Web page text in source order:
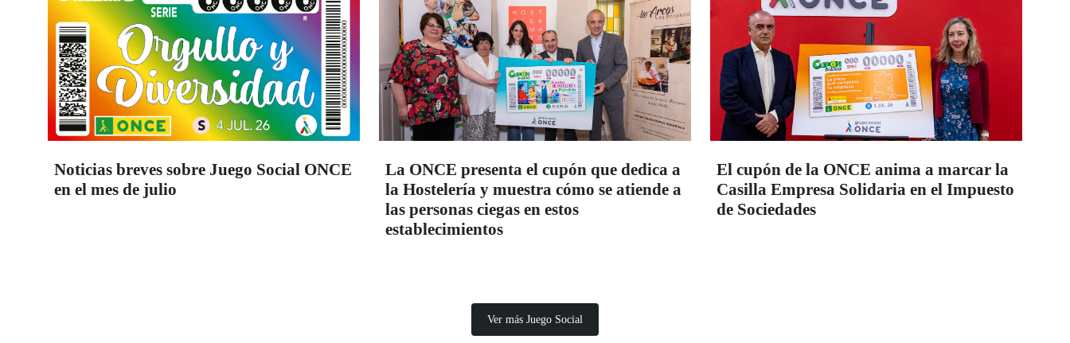
Noticias breves sobre Juego Social ONCE
en el mes de julio
La ONCE presenta el cupón que dedica a
la Hostelería y muestra cómo se atiende a
las personas ciegas en estos
establecimientos
El cupón de la ONCE anima a marcar la
Casilla Empresa Solidaria en el Impuesto
de Sociedades
Ver más Juego Social